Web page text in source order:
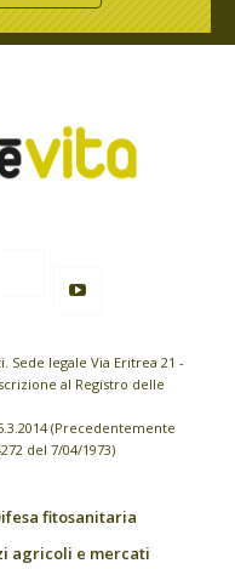
legale Via Eritrea 21 -
al Registro delle
(Precedentemente
del 7/04/1973)
fitosanitaria
agricoli e mercati